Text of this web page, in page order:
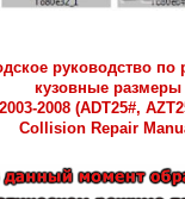
руководство по
кузовные размеры
2008 (ADT25#,
Collision Repair